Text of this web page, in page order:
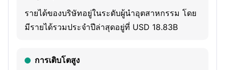
offerings include TurboTax, Credit Karma, QuickBooks,
and Mailchimp. Lacerte, ProSeries, and ProConnect Tax
accounting professionals who assist and advise them. Its
รายได้ของบริษัทอยู่ในระดับผู้นำอุตสาหกรรม โดย
มีรายได้รวมประจำปีล่าสุดอยู่ที่ USD 18.83B
การเติบโตสูง